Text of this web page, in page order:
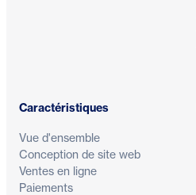
Caractéristiques
Vue d'ensemble
Conception de site web
Ventes en ligne
Paiements